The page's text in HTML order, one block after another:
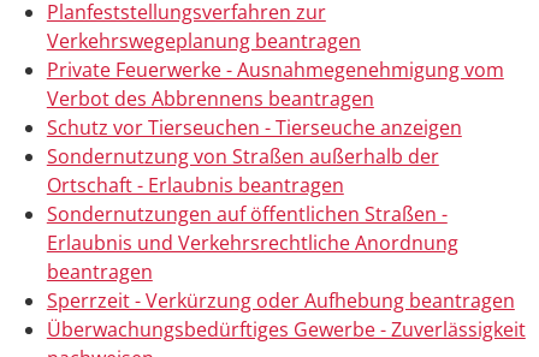
Planfeststellungsverfahren zur
Verkehrswegeplanung beantragen
Private Feuerwerke - Ausnahmegenehmigung vom
Verbot des Abbrennens beantragen
Schutz vor Tierseuchen - Tierseuche anzeigen
Sondernutzung von Straßen außerhalb der
Ortschaft - Erlaubnis beantragen
Sondernutzungen auf öffentlichen Straßen -
Erlaubnis und Verkehrsrechtliche Anordnung
beantragen
Sperrzeit - Verkürzung oder Aufhebung beantragen
Überwachungsbedürftiges Gewerbe - Zuverlässigkeit